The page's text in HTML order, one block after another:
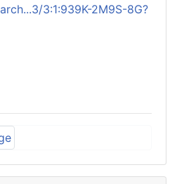
3:1:939K-2M9S-8G?